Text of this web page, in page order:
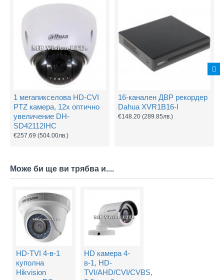
1 мегапикселова HD-CVI
PTZ камера, 12х оптично
увеличение DH-
SD42112IHC
€257.69 (504.00лв.)
16-канален ДВР рекордер
Dahua XVR1B16-I
€148.20 (289.85лв.)
Може би ще ви трябва и....
HD-TVI 4-в-1
куполна
Hikvision
HD камера 4-
в-1, HD-
TVI/AHD/CVI/CVBS,